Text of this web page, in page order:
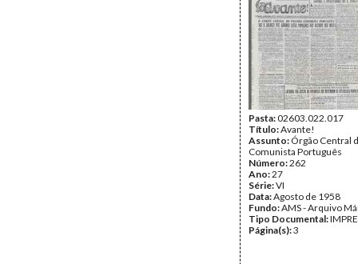
Pasta:02603.022.017
Título:Avante!
Assunto: Órgão Central
Comunista Português
Número:262
Ano:27
Série:VI
Data:Agosto de 1958
Fundo:AMS - Arquivo
Tipo Documental:
Página(s):3